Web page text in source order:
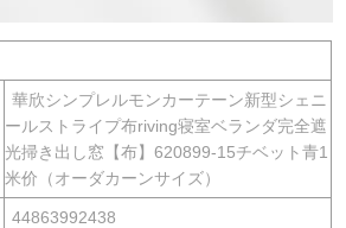
華欣シンプレルモンカーテーン新型シェニ
ールストライプ布riving寝室ベランダ完全遮
光掃き出し窓【布】620899-15チベット青1
米价（オーダカーンサイズ）
44863992438